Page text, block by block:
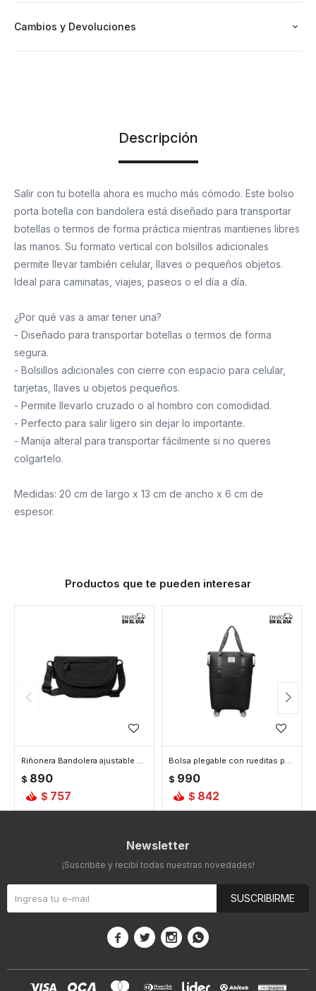
Cambios y Devoluciones
Descripción
Salir con tu botella ahora es mucho más cómodo. Este bolso
porta botella con bandolera está diseñado para transportar
botellas o termos de forma práctica mientras mantienes libres
las manos. Su formato vertical con bolsillos adicionales
permite llevar también celular, llaves o pequeños objetos.
Ideal para caminatas, viajes, paseos o el día a día.
¿Por qué vas a amar tener una?
- Diseñado para transportar botellas o termos de forma
segura.
- Bolsillos adicionales con cierre con espacio para celular,
tarjetas, llaves u objetos pequeños.
- Permite llevarlo cruzado o al hombro con comodidad.
- Perfecto para salir ligero sin dejar lo importante.
- Manija alteral para transportar fácilmente si no queres
colgartelo.
Medidas: 20 cm de largo x 13 cm de ancho x 6 cm de
espesor.
Productos que te pueden interesar
Riñonera Bandolera ajustable con bolsillos - Negro
$ 890
$ 757
Bolsa plegable con rueditas para viaje - Negro
$ 990
$ 842
Newsletter
¡Suscribite y recibí todas nuestras novedades!
SUSCRIBIRME
   